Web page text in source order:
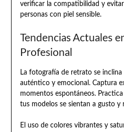
verificar la compatibilidad y
personas con piel sensible.
Tendencias Actuales
Profesional
La fotografía de retrato se
auténtico y emocional. Captura
momentos espontáneos.
tus modelos se sientan a gusto y
El uso de colores vibrantes y